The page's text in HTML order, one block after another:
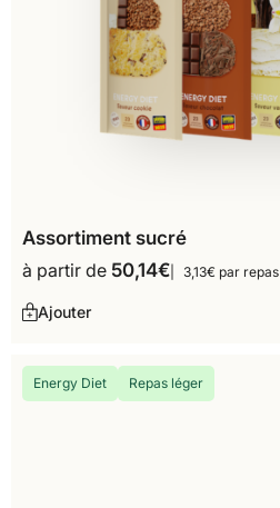
Assortiment sucré
à partir de 50,14€ 3,13€ par repas
Ajouter
Energy Diet Repas léger